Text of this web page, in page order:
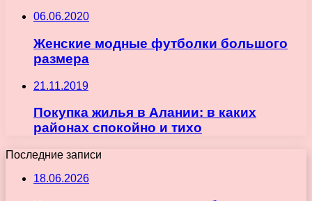
06.06.2020
Женские модные футболки большого
размера
21.11.2019
Покупка жилья в Алании: в каких
районах спокойно и тихо
Последние записи
18.06.2026